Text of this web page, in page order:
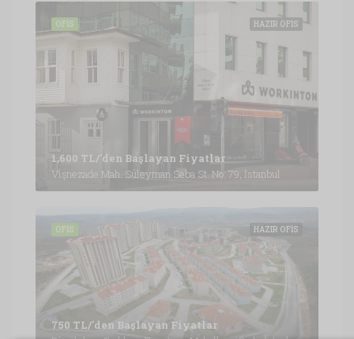
HAZIR OFIS
OFIS
1,600 TL/'den Başlayan Fiyatlar
Vişnezade Mah. Süleyman Seba St. No: 79, İstanbul
HAZIR OFIS
OFIS
750 TL/'den Başlayan Fiyatlar